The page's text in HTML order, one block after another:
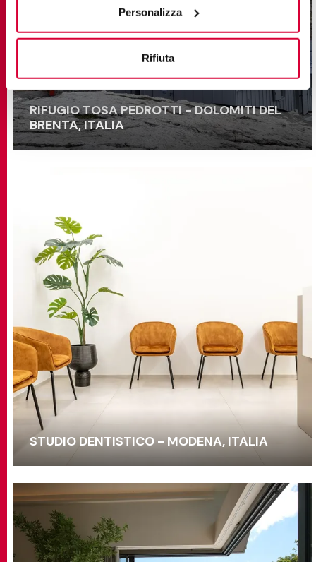
Personalizza
Rifiuta
RIFUGIO TOSA PEDROTTI - DOLOMITI DEL
BRENTA, ITALIA
STUDIO DENTISTICO - MODENA, ITALIA